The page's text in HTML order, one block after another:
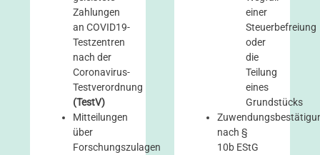
Zahlungen
an COVID19-
Testzentren
nach der
Coronavirus-
Testverordnung
(TestV)
Mitteilungen
über
Forschungszulagen
einer
Steuerbefreiung
oder
die
Teilung
eines
Grundstücks
nach §
10b EStG